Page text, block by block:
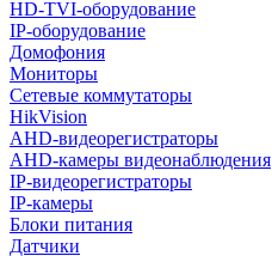
HD-TVI-оборудование
IP-оборудование
Домофония
Мониторы
Сетевые коммутаторы
HikVision
AHD-видеорегистраторы
AHD-камеры видеонаблюдения
IP-видеорегистраторы
IP-камеры
Блоки питания
Датчики